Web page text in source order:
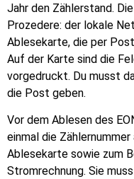
Jahr den Zählerstand.
Prozedere: der lokale
Ablesekarte, die per
Auf der Karte sind die
vorgedruckt. Du musst
die Post geben.
Vor dem Ablesen des
einmal die
Ablesekarte sowie zum
Stromrechnung. Sie